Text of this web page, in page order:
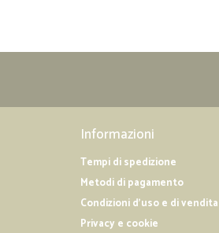
Informazioni
Tempi di spedizione
Metodi di pagamento
Condizioni d'uso e di vendita
Privacy e cookie